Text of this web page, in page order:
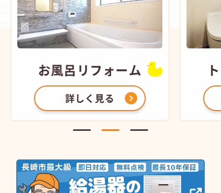
お風呂 リフォーム
詳しく見る